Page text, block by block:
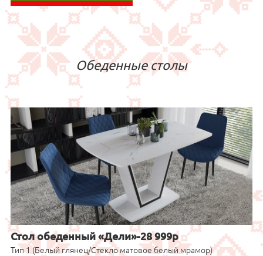
Обеденные столы
Стол обеденный «Дели»-28 999р
Тип 1 (Белый глянец/Стекло матовое белый мрамор)